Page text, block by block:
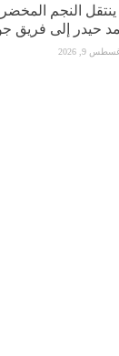
النجم
حيدر إلى فريق
9, 2026